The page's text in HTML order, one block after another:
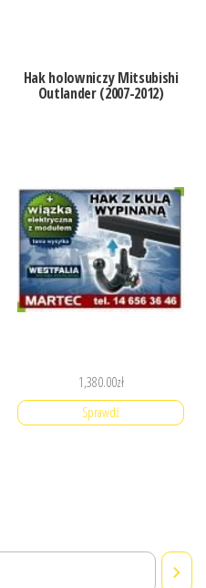
Hak holowniczy Mitsubishi
Outlander (2007-2012)
1,380.00zł
Sprawdź